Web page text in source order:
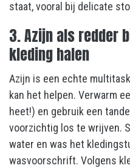
staat, vooral bij delicate
3. Azijn als redder
kleding halen
Azijn is een echte
kan het helpen. Verwarm
heet!) en gebruik een
voorzichtig los te wrijven.
water en was het
wasvoorschrift. Volgens